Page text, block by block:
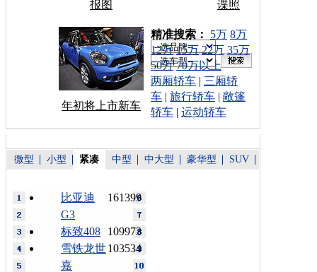
报图 谍照
年初将上市新车
车型搜索：
精准搜索： 5万 8万
12万 15万 22万 35万
50万 70万以上
两厢轿车 | 三厢轿
车 | 旅行轿车 | 敞篷
轿车 | 运动轿车
微型 小型 紧凑 中型 中大型 豪华型 SUV
161399
比亚迪
G3
109973
标致408
103534
雪铁龙世
嘉